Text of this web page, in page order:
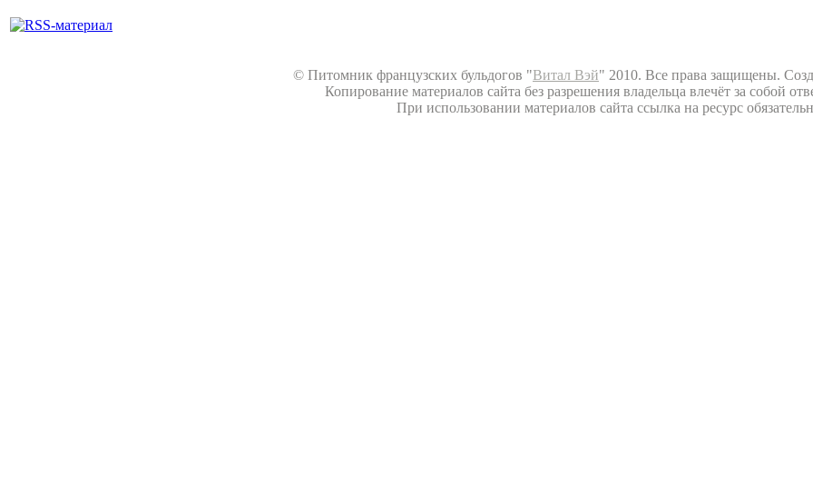
© Питомник французских бульдогов "Витал Вэй" 2010. Все права защищены.
Копирование материалов сайта без разрешения владельца влечёт за собой
При использовании материалов сайта ссылка на ресурс